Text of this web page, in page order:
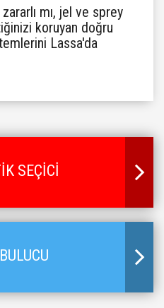
mı, jel ve sprey
koruyan doğru
Lassa'da
SEÇİCİ